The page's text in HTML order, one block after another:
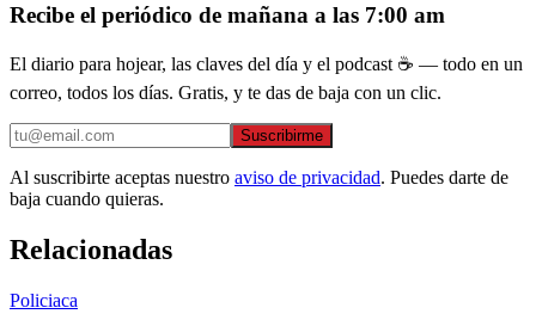
Recibe el periódico de mañana a las 7:00 am
El diario para hojear, las claves del día y el podcast ☕ — todo en un
correo, todos los días. Gratis, y te das de baja con un clic.
Suscribirme
Al suscribirte aceptas nuestro aviso de privacidad. Puedes darte de
baja cuando quieras.
Relacionadas
Policiaca